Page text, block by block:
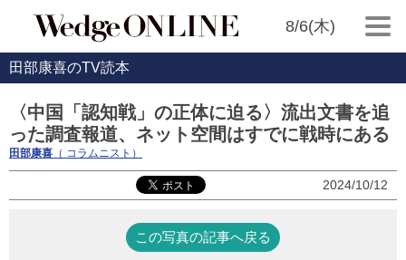
8/6(木)
田部康喜のTV読本
〈中国「認知戦」の正体に迫る〉流出文書を追
った調査報道、ネット空間はすでに戦時にある
田部康喜 （ コラムニスト）
2024/10/12
この写真の記事へ戻る